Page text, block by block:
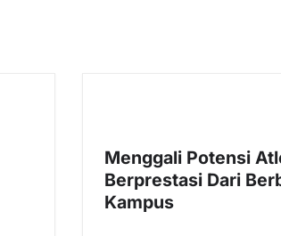
Menggali Potensi
Berprestasi Dari
Kampus